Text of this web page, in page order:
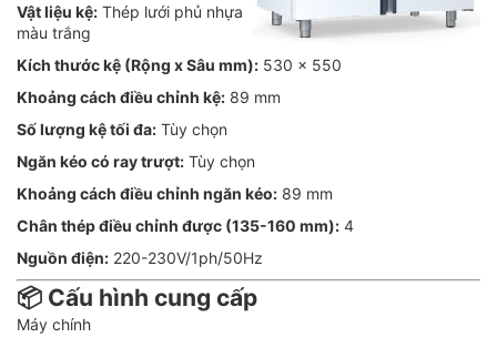
Vật liệu kệ: Thép lưới phủ nhựa
màu trắng
Kích thước kệ (Rộng x Sâu mm): 530 x 550
Khoảng cách điều chỉnh kệ: 89 mm
Số lượng kệ tối đa: Tùy chọn
Ngăn kéo có ray trượt: Tùy chọn
Khoảng cách điều chỉnh ngăn kéo: 89 mm
Chân thép điều chỉnh được (135-160 mm): 4
Nguồn điện: 220-230V/1ph/50Hz
📦 Cấu hình cung cấp
Máy chính